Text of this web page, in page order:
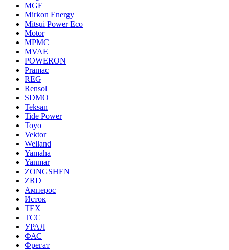
MGE
Mirkon Energy
Mitsui Power Eco
Motor
MPMC
MVAE
POWERON
Pramac
REG
Rensol
SDMO
Teksan
Tide Power
Toyo
Vektor
Welland
Yamaha
Yanmar
ZONGSHEN
ZRD
Амперос
Исток
ТЕХ
ТСС
УРАЛ
ФАС
Фрегат